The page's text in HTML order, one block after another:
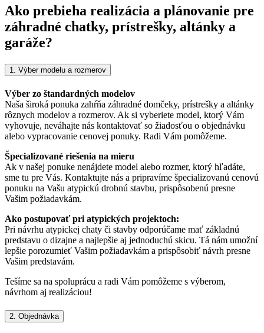
Ako prebieha realizácia a plánovanie pre
záhradné chatky, prístrešky, altánky a
garáže?
1. Výber modelu a rozmerov
Výber zo štandardných modelov
Naša široká ponuka zahŕňa záhradné domčeky, prístrešky a altánky
rôznych modelov a rozmerov. Ak si vyberiete model, ktorý Vám
vyhovuje, neváhajte nás kontaktovať so žiadosťou o objednávku
alebo vypracovanie cenovej ponuky. Radi Vám pomôžeme.
Špecializované riešenia na mieru
Ak v našej ponuke nenájdete model alebo rozmer, ktorý hľadáte,
sme tu pre Vás. Kontaktujte nás a pripravíme špecializovanú cenovú
ponuku na Vašu atypickú drobnú stavbu, prispôsobenú presne
Vašim požiadavkám.
Ako postupovať pri atypických projektoch:
Pri návrhu atypickej chaty či stavby odporúčame mať základnú
predstavu o dizajne a najlepšie aj jednoduchú skicu. Tá nám umožní
lepšie porozumieť Vašim požiadavkám a prispôsobiť návrh presne
Vašim predstavám.
Tešíme sa na spoluprácu a radi Vám pomôžeme s výberom,
návrhom aj realizáciou!
2. Objednávka